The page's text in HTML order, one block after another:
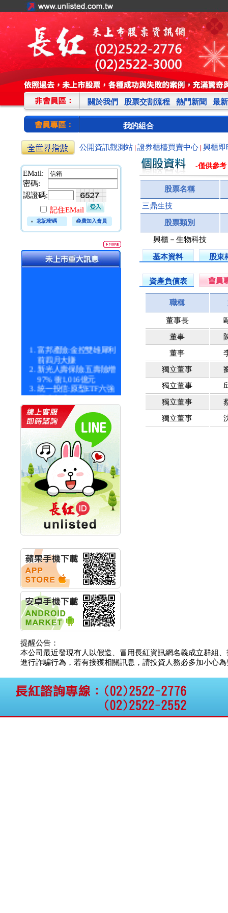
關於我們 股票交割流程 熱門新聞 最
我的組合
公開資訊觀測站 證券櫃檯買賣中心 興櫃即
EMail:
密碼:
認證碼:
記住EMail
忘記密碼 免費加入會員
富邦產險:金控雙雄犀利
前四月大賺
新光人壽保險:五壽險增
97% 衝1,016億元
統一投信:原型ETF六強
漲逾九成
統一投信:主動式ETF溢
價 被盯上
新光人壽保險:新壽Q1外
價金將達996億
宇辰系統科技:宇辰業績
創新高 啟動興櫃轉上櫃
計畫
明緯企業:明緯永續科技
競賽 以電源驅動善的力
量
秀育企業:秀育SHO-U儲
能系統 獲國內首張CNS
認證
聯博投信:聯博00404A
華旭先進:代重要子公司
碩通散熱股份有限公司
公告董事會通過發言人
及代理發
華旭先進:代重要子公司
碩通散熱股份有限公司
公告董事會決議發行員
工認股權
華旭先進:代重要子公司
碩通散熱股份有限公司
公告董事會追認113年
向關係
華旭先進:代重要子公司
碩通散熱股份有限公司
公告向關係人取得使用
權資產
仁新醫藥:代重要子公司
BeliteBio,Inc公告受邀參
-僅供參考
股票名稱
三鼎生技
股票類別
興櫃－生物科技
基本資料 股東
資產負債表
職稱
董事長
董事
董事
獨立董事
獨立董事
獨立董事
獨立董事
提醒公告：
本公司最近發現有人以假造、冒用長紅資訊網名義成立群組
進行詐騙行為，若有接獲相關訊息，請投資人務必多加小心